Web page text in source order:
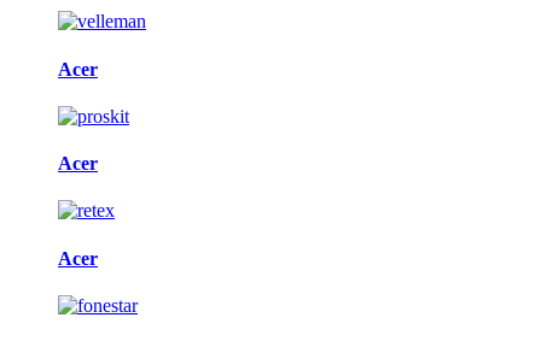
Acer
Acer
Acer